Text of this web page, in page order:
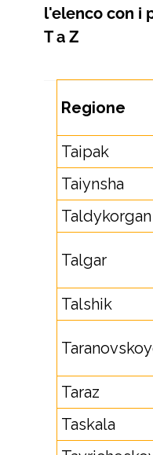
l'elenco con i
T a Z
Regione
Taipak
Taiynsha
Taldykorgan
Talgar
Talshik
Taraz
Taskala